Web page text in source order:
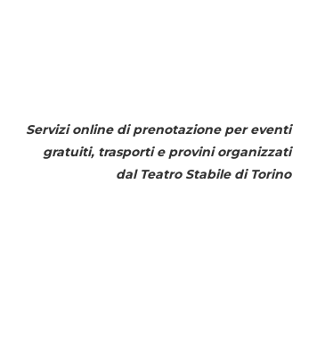
Servizi online di prenotazione per eventi
gratuiti, trasporti e provini organizzati
dal Teatro Stabile di Torino